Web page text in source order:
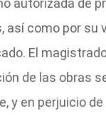
autorizada de
así como por su
El
de las obras
y en perjuicio